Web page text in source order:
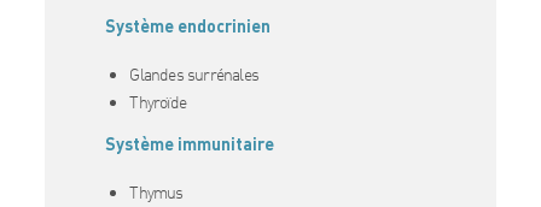
Système endocrinien
Glandes surrénales
Thyroïde
Système immunitaire
Thymus